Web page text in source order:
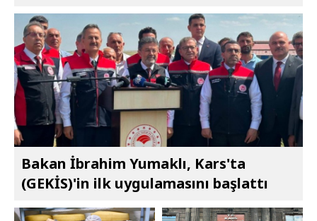
Bakan İbrahim Yumaklı, Kars'ta
(GEKİS)'in ilk uygulamasını başlattı